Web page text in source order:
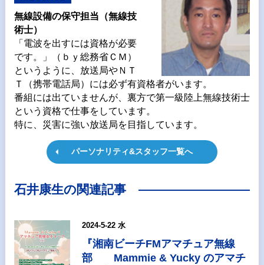
無線設備の保守担当（無線技
術士）
「電波を出すには資格が必要
です。」（ｂｙ総務省ＣＭ）
というように、放送局やＮＴ
Ｔ（携帯電話局）には必ず有資格者がいます。
番組には出ていませんが、裏方で第一級陸上無線技術士
という資格で仕事をしています。
特に、災害に強い放送局を目指しています。
パーソナリティ&スタッフ一覧へ
石井康生の関連記事
2024-5-22 水
『湘南ビーチFMアマチュア無線
部 Mammie & Yucky のアマチ